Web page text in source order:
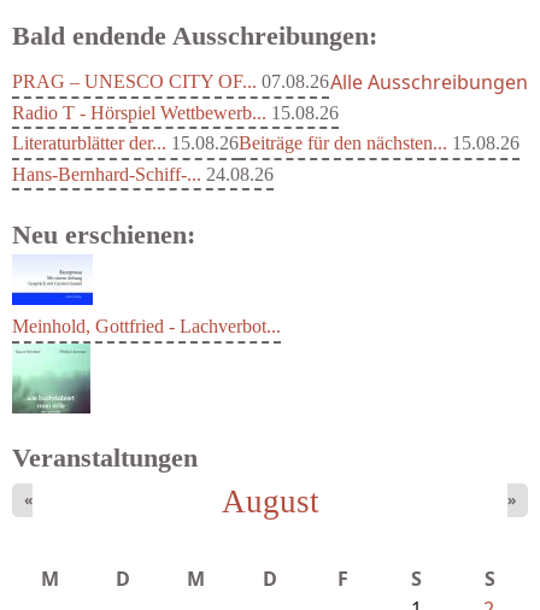
Bald endende Ausschreibungen:
PRAG – UNESCO CITY OF... 07.08.26
Radio T - Hörspiel Wettbewerb... 15.08.26
Literaturblätter der... 15.08.26Beiträge für den nächsten... 15.08.26
Hans-Bernhard-Schiff-... 24.08.26
Alle Ausschreibungen
Neu erschienen:
Schnabel, Sigune und Philipp L´...
Veranstaltungen
August
« »
M D M D F S
S